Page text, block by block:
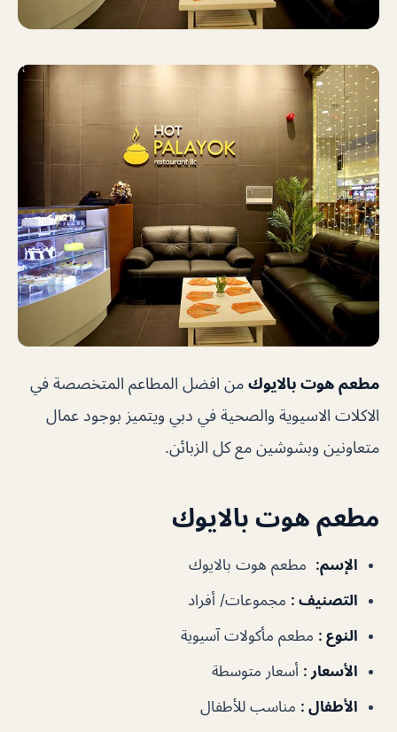
مطعم هوت بالايوك من افضل المطاعم المتخصصة في
الاكلات الاسيوية والصحية في دبي ويتميز بوجود عمال
متعاونين وبشوشين مع كل الزبائن.
مطعم هوت بالايوك
الإسم: مطعم هوت بالايوك
التصنيف : مجموعات/ أفراد
النوع : مطعم مأكولات آسيوية
الأسعار : أسعار متوسطة
الأطفال : مناسب للأطفال